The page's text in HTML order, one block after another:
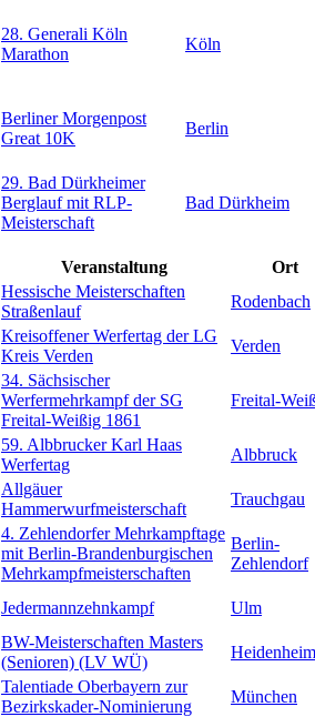
28. Generali Köln
Marathon
Köln
Berliner Morgenpost
Great 10K
Berlin
29. Bad Dürkheimer
Berglauf mit RLP-
Meisterschaft
Bad Dürkheim
Veranstaltung
Ort
Hessische Meisterschaften
Straßenlauf
Rodenbach
Kreisoffener Werfertag der LG
Kreis Verden
Verden
34. Sächsischer
Werfermehrkampf der SG
Freital-Weißig 1861
Freital-
59. Albbrucker Karl Haas
Werfertag
Albbruck
Allgäuer
Hammerwurfmeisterschaft
Trauchgau
4. Zehlendorfer Mehrkampftage
mit Berlin-Brandenburgischen
Mehrkampfmeisterschaften
Berlin-
Zehlendorf
Jedermannzehnkampf
Ulm
BW-Meisterschaften Masters
(Senioren) (LV WÜ)
Heidenheim
Talentiade Oberbayern zur
Bezirkskader-Nominierung
München